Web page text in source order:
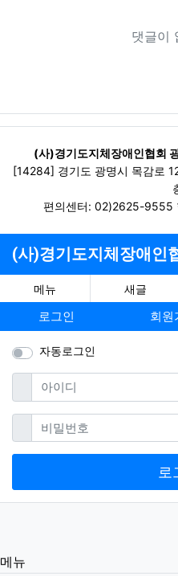
댓글이
(사)경기도지체장애인협회
[14284] 경기도 광명시 목감로
편의센터: 02)2625-9555
(사)경기도지체장애인
메뉴 새글
로그인 회원
자동로그인
아이디필수
비밀번호필수
로
메뉴